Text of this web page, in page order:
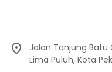
Jalan Tanjung Batu
Lima Puluh, Kota